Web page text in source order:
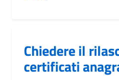
Chiedere il
certificati